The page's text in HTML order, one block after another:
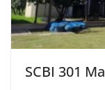
SCBI 301